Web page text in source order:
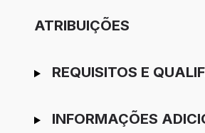
ATRIBUIÇÕES
REQUISITOS E
INFORMAÇÕES